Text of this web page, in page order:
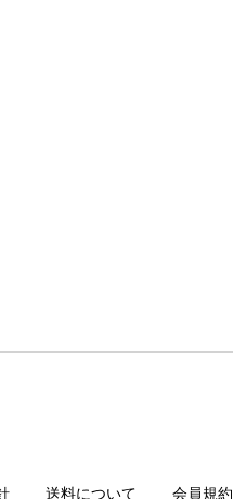
送料について 会員規約